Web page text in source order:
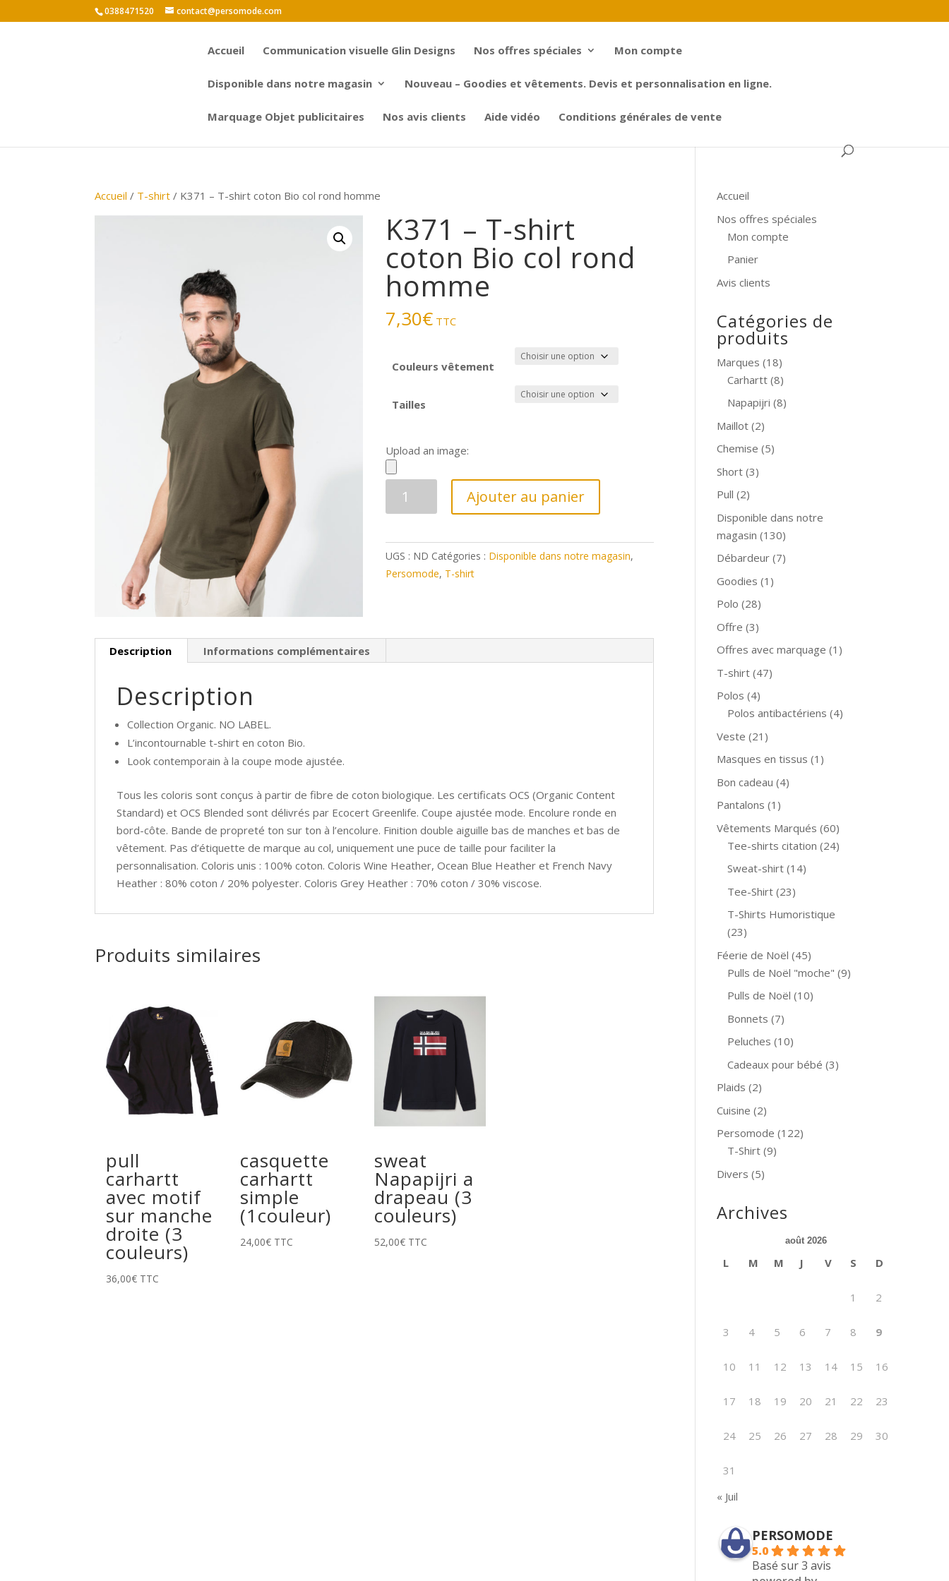
0388471520 contact@persomode.com
Accueil Communication visuelle Glin Designs Nos offres spéciales Mon compte
Disponible dans notre magasin Nouveau – Goodies et vêtements. Devis et personnalisation en ligne.
Marquage Objet publicitaires Nos avis clients Aide vidéo Conditions générales de vente
Accueil / T-shirt / K371 – T-shirt coton Bio col rond homme
K371 – T-shirt
coton Bio col rond
homme
7,30€ TTC
Couleurs vêtement
Tailles
Upload an image:
-
T-
shirt
homme
Ajouter au panier
UGS : ND Catégories : Disponible dans notre magasin,
Persomode, T-shirt
Description Informations complémentaires
Description
Collection Organic. NO LABEL.
L’incontournable t-shirt en coton Bio.
Look contemporain à la coupe mode ajustée.
Tous les coloris sont conçus à partir de fibre de coton biologique. Les certificats OCS (Organic Content
Standard) et OCS Blended sont délivrés par Ecocert Greenlife. Coupe ajustée mode. Encolure ronde en
bord-côte. Bande de propreté ton sur ton à l’encolure. Finition double aiguille bas de manches et bas de
vêtement. Pas d’étiquette de marque au col, uniquement une puce de taille pour faciliter la
personnalisation. Coloris unis : 100% coton. Coloris Wine Heather, Ocean Blue Heather et French Navy
Heather : 80% coton / 20% polyester. Coloris Grey Heather : 70% coton / 30% viscose.
Produits similaires
pull
carhartt
avec motif
sur manche
droite (3
couleurs)
36,00€ TTC
casquette
carhartt
simple
(1couleur)
24,00€ TTC
sweat
Napapijri a
drapeau (3
couleurs)
52,00€ TTC
Accueil
Nos offres spéciales
Mon compte
Panier
Avis clients
Catégories de
produits
Marques (18)
Carhartt (8)
Napapijri (8)
Maillot (2)
Chemise (5)
Short (3)
Pull (2)
Disponible dans notre
magasin (130)
Débardeur (7)
Goodies (1)
Polo (28)
Offre (3)
Offres avec marquage (1)
T-shirt (47)
Polos (4)
Polos antibactériens (4)
Veste (21)
Masques en tissus (1)
Bon cadeau (4)
Pantalons (1)
Vêtements Marqués (60)
Tee-shirts citation (24)
Sweat-shirt (14)
Tee-Shirt (23)
T-Shirts Humoristique
(23)
Féerie de Noël (45)
Pulls de Noël "moche" (9)
Pulls de Noël (10)
Bonnets (7)
Peluches (10)
Cadeaux pour bébé (3)
Plaids (2)
Cuisine (2)
Persomode (122)
T-Shirt (9)
Divers (5)
Archives
août 2026
L M M J V S D
1 2
3 4 5 6 7 8 9
10 11 12 13 14 15 16
17 18 19 20 21 22 23
24 25 26 27 28 29 30
31
« Juil
PERSOMODE
5.0
Basé sur 3 avis